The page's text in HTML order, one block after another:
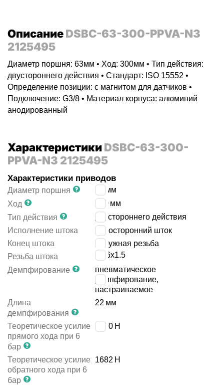
ОписаниеDSBC-63-300-PPVA-N3
2125495
Диаметр поршня: 63мм • Ход: 300мм • Тип действия:
двустороннего действия • Стандарт: ISO 15552 •
Определение позиции: с магнитом для датчиков •
Подключение: G3/8 • Материал корпуса: алюминий
анодированный
ХарактеристикиDSBC-63-300-
PPVA-N3 2125495
Характеристики приводов
Диаметр поршня
мм
Ход
300 мм
Тип действия
двустороннего действия
Исполнение штока
односторонний шток
Конец штока
наружная резьба
Резьба штока
M16x1.5
Демпфирование
пневматическое
демпфирование,
настраиваемое
Длина
демпфирования
22 мм
Теоретическое усилие
прямого хода при 6
бар
1870 Н
Теоретическое усилие
обратного хода при 6
бар
1682 Н